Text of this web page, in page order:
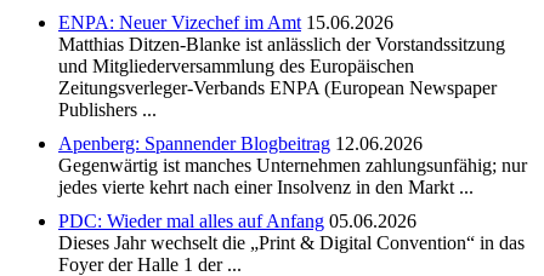
ENPA: Neuer Vizechef im Amt 15.06.2026
Matthias Ditzen-Blanke ist anlässlich der Vorstandssitzung
und Mitgliederversammlung des Europäischen
Zeitungsverleger-Verbands ENPA (European Newspaper
Publishers ...
Apenberg: Spannender Blogbeitrag 12.06.2026
Gegenwärtig ist manches Unternehmen zahlungsunfähig; nur
jedes vierte kehrt nach einer Insolvenz in den Markt ...
PDC: Wieder mal alles auf Anfang 05.06.2026
Dieses Jahr wechselt die „Print & Digital Convention“ in das
Foyer der Halle 1 der ...